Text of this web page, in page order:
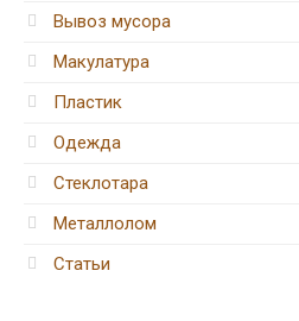
Вывоз мусора
Макулатура
Пластик
Одежда
Стеклотара
Металлолом
Статьи